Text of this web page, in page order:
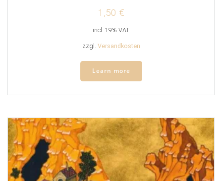
1,50 €
incl. 19% VAT
zzgl. Versandkosten
Learn more